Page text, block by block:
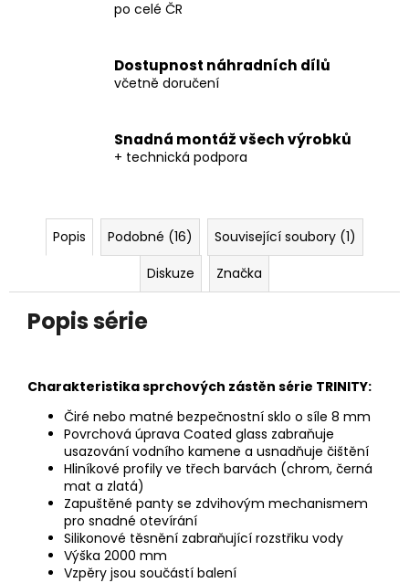
po celé ČR
Dostupnost náhradních dílů
včetně doručení
Snadná montáž všech výrobků
+ technická podpora
Popis Podobné (16)
Související soubory (1)
Diskuze
Značka
Popis série
Charakteristika sprchových zástěn série TRINITY:
Čiré nebo matné bezpečnostní sklo o síle 8 mm
Povrchová úprava Coated glass zabraňuje
usazování vodního kamene a usnadňuje čištění
Hliníkové profily ve třech barvách (chrom, černá
mat a zlatá)
Zapuštěné panty se zdvihovým mechanismem
pro snadné otevírání
Silikonové těsnění zabraňující rozstřiku vody
Výška 2000 mm
Vzpěry jsou součástí balení